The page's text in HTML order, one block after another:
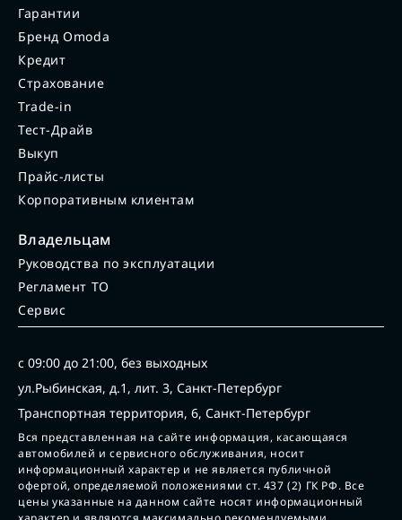
Гарантии
Бренд Omoda
Кредит
Страхование
Trade-in
Тест-Драйв
Выкуп
Прайс-листы
Корпоративным клиентам
Владельцам
Руководства по эксплуатации
Регламент ТО
Сервис
с 09:00 до 21:00, без выходных
ул.Рыбинская, д.1, лит. 3, Санкт-Петербург
Транспортная территория, 6, Санкт-Петербург
Вся представленная на сайте информация, касающаяся
автомобилей и сервисного обслуживания, носит
информационный характер и не является публичной
офертой, определяемой положениями ст. 437 (2) ГК РФ. Все
цены указанные на данном сайте носят информационный